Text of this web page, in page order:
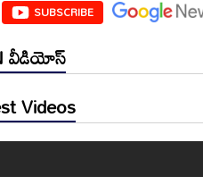
SUBSCRIBE
వీడియోస్
Videos